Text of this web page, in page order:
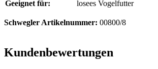
Geeignet für:
losees Vogelfutter
Schwegler Artikelnummer: 00800/8
Kundenbewertungen